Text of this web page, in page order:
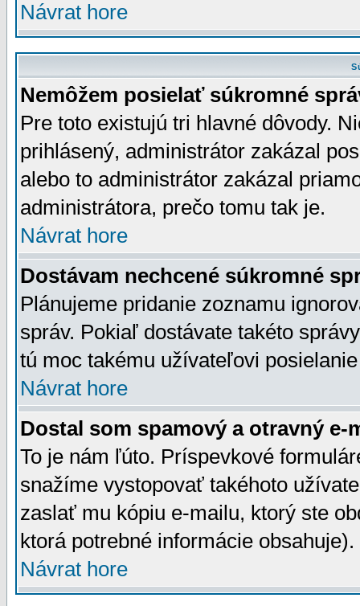
Návrat hore
Nemôžem posielať súkromné
Pre toto existujú tri hlavné dôvody.
prihlásený, administrátor zakázal
alebo to administrátor zakázal
administrátora, prečo tomu tak je.
Návrat hore
Dostávam nechcené súkromné
Plánujeme pridanie zoznamu
správ. Pokiaľ dostávate takéto
tú moc takému užívateľovi
Návrat hore
Dostal som spamový a otravný e-
To je nám ľúto. Príspevkové
snažíme vystopovať takéhoto
zaslať mu kópiu e-mailu, ktorý ste
ktorá potrebné informácie
Návrat hore